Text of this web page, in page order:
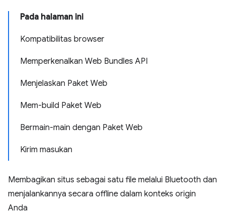
Pada halaman ini
Kompatibilitas browser
Memperkenalkan Web Bundles API
Menjelaskan Paket Web
Mem-build Paket Web
Bermain-main dengan Paket Web
Kirim masukan
Membagikan situs sebagai satu file melalui Bluetooth dan
menjalankannya secara offline dalam konteks origin
Anda